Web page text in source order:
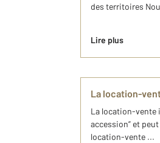
des territoires
Lire plus
La location-
La location-vente
accession” et
location-vente ...